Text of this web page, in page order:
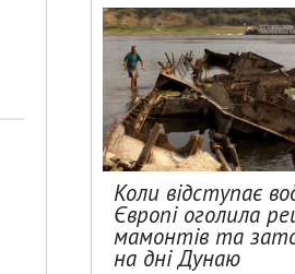
Коли відступає
Європі оголила
мамонтів та
на дні Дунаю